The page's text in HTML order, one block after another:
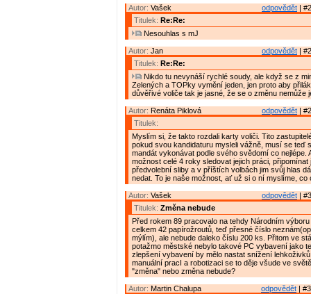
odpovědět |
Autor: Vašek
Titulek: Re:Re:
Nesouhlas s mJ
odpovědět |
Autor: Jan
Titulek: Re:Re:
Nikdo tu nevynáší rychlé soudy, ale když se z
Zelených a TOPky vymění jeden, jen proto aby
důvěřivé voliče tak je jasné, že se o změnu nemůže
odpovědět |
Autor: Renáta Piklová
Titulek:
Myslím si, že takto rozdali karty voliči. Tito
pokud svou kandidaturu mysleli vážně, musí se teď
mandát vykonávat podle svého svědomí co nejlépe.
možnost celé 4 roky sledovat jejich práci, připomínat
předvolební sliby a v příštích volbách jim svůj hlas
nedat. To je naše možnost, ať už si o ní myslíme, co
odpovědět |
Autor: Vašek
Titulek: Změna nebude
Před rokem 89 pracovalo na tehdy Národním
celkem 42 papírožroutů, teď přesné číslo
mýlím), ale nebude daleko číslu 200 ks. Přitom ve
potažmo městské nebylo takové PC vybavení jako
zlepšení vybavení by mělo nastat snížení
manuální pracI a robotizaci se to děje všude ve
"změna" nebo změna nebude?
odpovědět |
Autor: Martin Chalupa